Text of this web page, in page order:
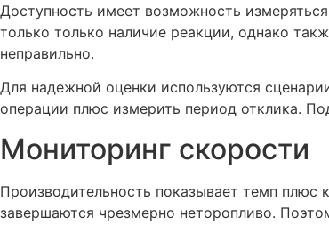
Доступность имеет возможность
только только наличие реакции, однако
неправильно.
Для надежной оценки используются
операции плюс измерить период отклика.
Мониторинг скорости
Производительность показывает темп
завершаются чрезмерно неторопливо.